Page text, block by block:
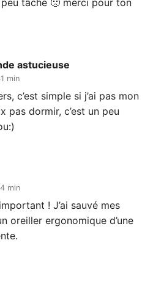
astucieuse
min
c’est simple si j’ai pas mon
pas dormir, c’est un peu
min
! J’ai sauvé mes
oreiller ergonomique d’une